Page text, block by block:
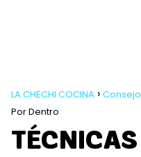
LA CHECHI COCINA
Por Dentro